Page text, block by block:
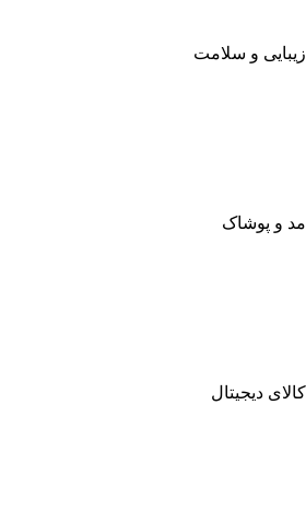
زیبایی و سلامت
مد و پوشاک
کالای دیجیتال